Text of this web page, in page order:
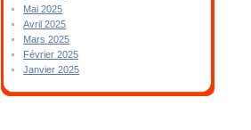
Mai 2025
Avril 2025
Mars 2025
Février 2025
Janvier 2025